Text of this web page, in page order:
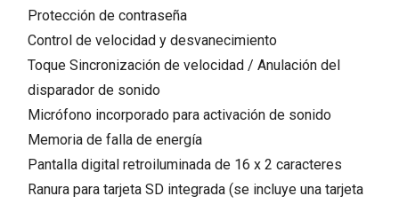
Protección de contraseña
Control de velocidad y desvanecimiento
Toque Sincronización de velocidad / Anulación del
disparador de sonido
Micrófono incorporado para activación de sonido
Memoria de falla de energía
Pantalla digital retroiluminada de 16 x 2 caracteres
Ranura para tarjeta SD integrada (se incluye una tarjeta